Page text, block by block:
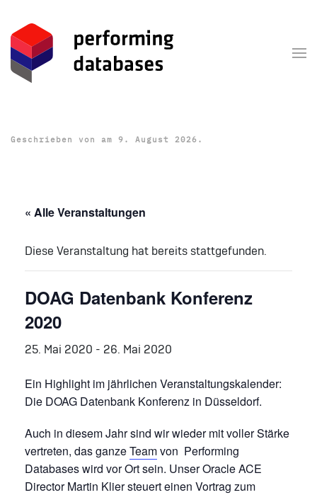
Zum Hauptinhalt springen
Geschrieben von am 9. August 2026 .
« Alle Veranstaltungen
Diese Veranstaltung hat bereits stattgefunden.
DOAG Datenbank Konferenz
2020
25. Mai 2020 - 26. Mai 2020
Ein Highlight im jährlichen Veranstaltungskalender:
Die DOAG Datenbank Konferenz in Düsseldorf.
Auch in diesem Jahr sind wir wieder mit voller Stärke
vertreten, das ganzeTeamvon Performing
Databases wird vor Ort sein. Unser Oracle ACE
Director Martin Klier steuert einen Vortrag zum